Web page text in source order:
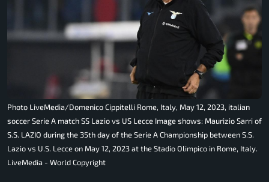
Photo LiveMedia/Domenico Cippitelli Rome, Italy, May 12, 2023, italian
soccer Serie A match SS Lazio vs US Lecce Image shows: Maurizio Sarri of
S.S. LAZIO during the 35th day of the Serie A Championship between S.S.
Lazio vs U.S. Lecce on May 12, 2023 at the Stadio Olimpico in Rome, Italy.
LiveMedia - World Copyright